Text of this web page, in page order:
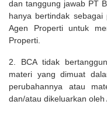
dan tanggung jawab PT
hanya bertindak
Agen Properti untuk
Properti.
2. BCA tidak
materi yang dimuat
perubahannya atau
dan/atau dikeluarkan oleh